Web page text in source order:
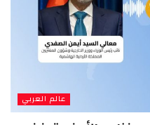
عالم العربي